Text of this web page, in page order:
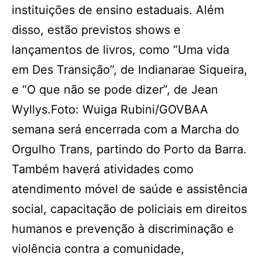
instituições de ensino estaduais. Além
disso, estão previstos shows e
lançamentos de livros, como “Uma vida
em Des Transição”, de Indianarae Siqueira,
e “O que não se pode dizer”, de Jean
Wyllys.Foto: Wuiga Rubini/GOVBAA
semana será encerrada com a Marcha do
Orgulho Trans, partindo do Porto da Barra.
Também haverá atividades como
atendimento móvel de saúde e assistência
social, capacitação de policiais em direitos
humanos e prevenção à discriminação e
violência contra a comunidade,